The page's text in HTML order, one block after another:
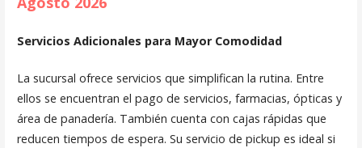
Servicios Adicionales para Mayor Comodidad
La sucursal ofrece servicios que simplifican la rutina. Entre
ellos se encuentran el pago de servicios, farmacias, ópticas y
área de panadería. También cuenta con cajas rápidas que
reducen tiempos de espera. Su servicio de pickup es ideal si